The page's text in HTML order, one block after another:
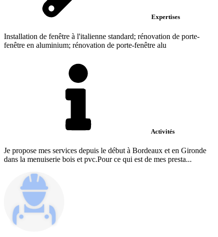
Expertises
Installation de fenêtre à l'italienne standard; rénovation de porte-
fenêtre en aluminium; rénovation de porte-fenêtre alu
Activités
Je propose mes services depuis le début à Bordeaux et en Gironde
dans la menuiserie bois et pvc.Pour ce qui est de mes presta...